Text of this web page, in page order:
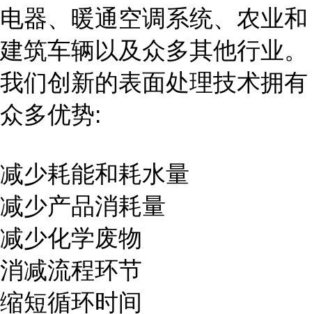
电器、暖通空调系统、农业和
建筑车辆以及众多其他行业。
我们创新的表面处理技术拥有
众多优势:
减少耗能和耗水量
减少产品消耗量
减少化学废物
消减流程环节
缩短循环时间